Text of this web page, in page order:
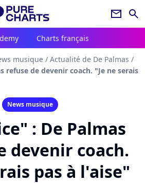
newsletter search
Charts français
musique / Actualité de De Palmas /
refuse de devenir coach. "Je ne serais
News musique
: De Palmas
devenir coach.
pas à l'aise"